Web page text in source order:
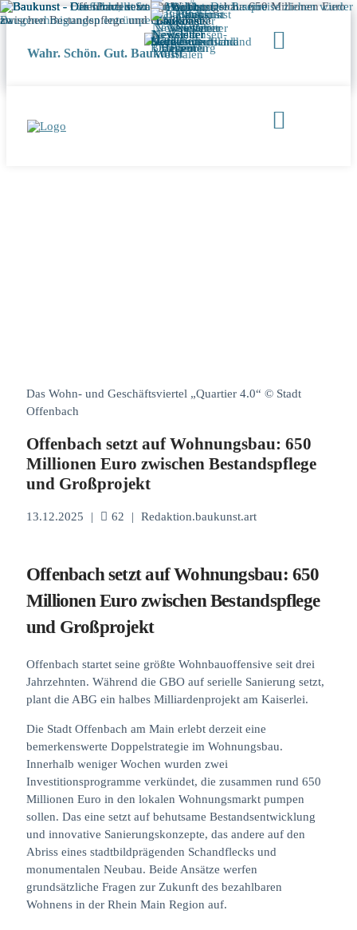
Wahr. Schön. Gut. Baukunst
Das Wohn- und Geschäftsviertel „Quartier 4.0“ © Stadt
Offenbach
Offenbach setzt auf Wohnungsbau: 650
Millionen Euro zwischen Bestandspflege
und Großprojekt
13.12.2025 | 62 | Redaktion.baukunst.art
Offenbach setzt auf Wohnungsbau: 650
Millionen Euro zwischen Bestandspflege
und Großprojekt
Offenbach startet seine größte Wohnbauoffensive seit drei
Jahrzehnten. Während die GBO auf serielle Sanierung setzt,
plant die ABG ein halbes Milliardenprojekt am Kaiserlei.
Die Stadt Offenbach am Main erlebt derzeit eine
bemerkenswerte Doppelstrategie im Wohnungsbau.
Innerhalb weniger Wochen wurden zwei
Investitionsprogramme verkündet, die zusammen rund 650
Millionen Euro in den lokalen Wohnungsmarkt pumpen
sollen. Das eine setzt auf behutsame Bestandsentwicklung
und innovative Sanierungskonzepte, das andere auf den
Abriss eines stadtbildprägenden Schandflecks und
monumentalen Neubau. Beide Ansätze werfen
grundsätzliche Fragen zur Zukunft des bezahlbaren
Wohnens in der Rhein Main Region auf.